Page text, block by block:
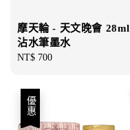
摩天輪 - 天文晚會 28ml
沾水筆墨水
Regular
NT$ 700
優惠